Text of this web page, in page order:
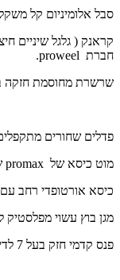
סבל אלומיניום קל
חברת proweel
.
שרשרת מחוסמת חזקה
פדלים שחורים
מוט כיסא של promax
כיסא אורטופדי רחב
מגן בוץ עשוי מפלסטיק
פנס קדמי חזק בעל 7 לדים חסכוניים .